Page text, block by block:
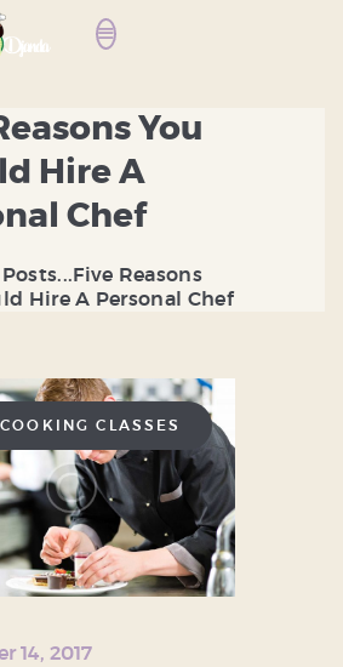
You
Hire A
Chef
...Five Reasons
Hire A Personal Chef
ORDER
DAN RESEP
COOKING CLASSES
14, 2017